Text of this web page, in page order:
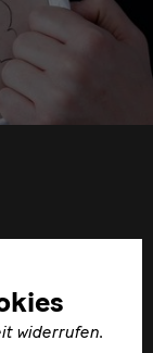
- Teil I:
widerrufen.